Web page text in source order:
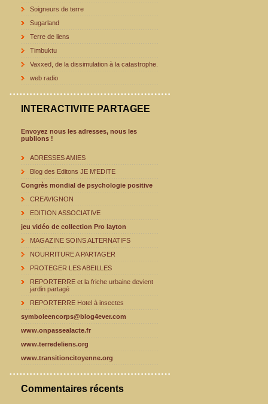
Soigneurs de terre
Sugarland
Terre de liens
Timbuktu
Vaxxed, de la dissimulation à la catastrophe.
web radio
INTERACTIVITE PARTAGEE
Envoyez nous les adresses, nous les
publions !
ADRESSES AMIES
Blog des Editons JE M'EDITE
Congrès mondial de psychologie positive
CREAVIGNON
EDITION ASSOCIATIVE
jeu vidéo de collection Pro layton
MAGAZINE SOINS ALTERNATIFS
NOURRITURE A PARTAGER
PROTEGER LES ABEILLES
REPORTERRE et la friche urbaine devient
jardin partagé
REPORTERRE Hotel à insectes
symboleencorps@blog4ever.com
www.onpassealacte.fr
www.terredeliens.org
www.transitioncitoyenne.org
Commentaires récents